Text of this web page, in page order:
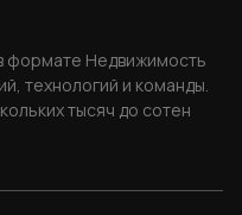
формате Недвижимость
технологий и команды.
тысяч до сотен